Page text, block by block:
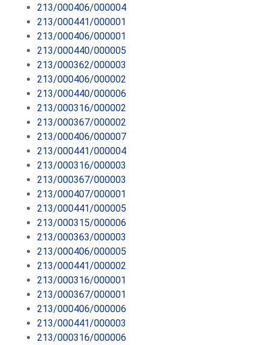
213/000406/000004
213/000441/000001
213/000406/000001
213/000440/000005
213/000362/000003
213/000406/000002
213/000440/000006
213/000316/000002
213/000367/000002
213/000406/000007
213/000441/000004
213/000316/000003
213/000367/000003
213/000407/000001
213/000441/000005
213/000315/000006
213/000363/000003
213/000406/000005
213/000441/000002
213/000316/000001
213/000367/000001
213/000406/000006
213/000441/000003
213/000316/000006